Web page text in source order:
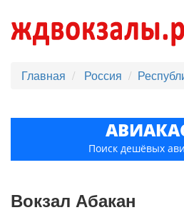
Главная Россия
Поиск дешёвых
Вокзал Абакан